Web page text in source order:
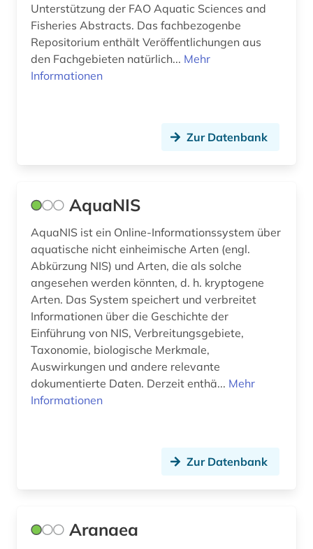
gartenbau (2)
gattung (1)
gebrauchsmusteranmeldung (1)
gefäßpflanzen (1)
gehirn (1)
gehölze (3)
geisteswissenschaften (5)
genanalyse (3)
gene (2)
genom (12)
Unterstützung der FAO Aquatic Sciences and
Fisheries Abstracts. Das fachbezogenbe
Repositorium enthält Veröffentlichungen aus
den Fachgebieten natürlich... Mehr
Informationen
Zur Datenbank
AquaNIS
AquaNIS ist ein Online-Informationssystem über
aquatische nicht einheimische Arten (engl.
Abkürzung NIS) und Arten, die als solche
angesehen werden könnten, d. h. kryptogene
Arten. Das System speichert und verbreitet
Informationen über die Geschichte der
Einführung von NIS, Verbreitungsgebiete,
Taxonomie, biologische Merkmale,
Auswirkungen und andere relevante
dokumentierte Daten. Derzeit enthä... Mehr
Informationen
Zur Datenbank
Aranaea